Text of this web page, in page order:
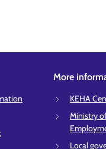
More
KEHA
Ministry
Local